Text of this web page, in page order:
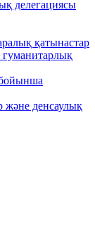
делегациясы
қатынастар
гуманитарлық
және денсаулық